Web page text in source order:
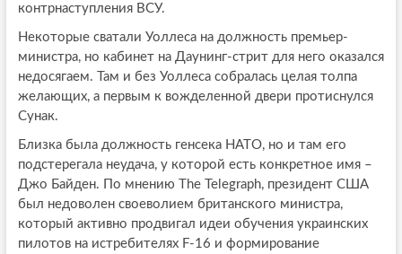
контрнаступления ВСУ.
Некоторые сватали Уоллеса на должность премьер-
министра, но кабинет на Даунинг-стрит для него оказался
недосягаем. Там и без Уоллеса собралась целая толпа
желающих, а первым к вожделенной двери протиснулся
Сунак.
Близка была должность генсека НАТО, но и там его
подстерегала неудача, у которой есть конкретное имя –
Джо Байден. По мнению The Telegraph, президент США
был недоволен своеволием британского министра,
который активно продвигал идеи обучения украинских
пилотов на истребителях F-16 и формирование